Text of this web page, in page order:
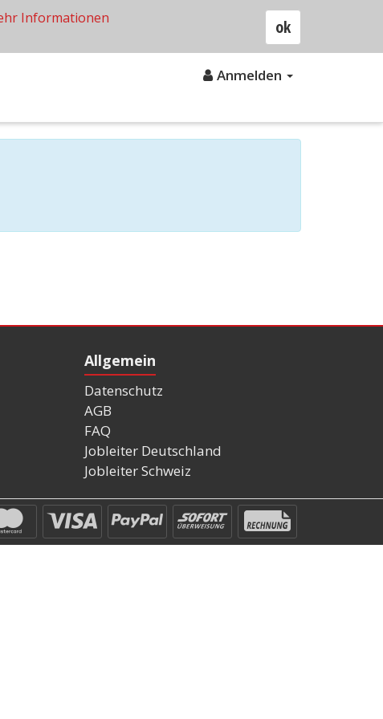
Anmelden
Allgemein
Datenschutz
AGB
FAQ
Jobleiter Deutschland
Jobleiter Schweiz
ok
Informationen